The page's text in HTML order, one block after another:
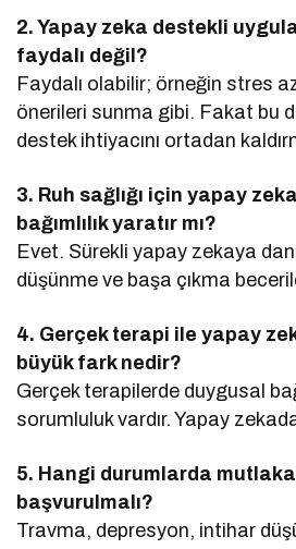
2. Yapay zeka destekli
faydalı değil?
Faydalı olabilir; örneğin stres
önerileri sunma gibi. Fakat bu
destek ihtiyacını ortadan
3. Ruh sağlığı için yapay
bağımlılık yaratır mı?
Evet. Sürekli yapay zekaya
düşünme ve başa çıkma
4. Gerçek terapi ile yapay
büyük fark nedir?
Gerçek terapilerde duygusal
sorumluluk vardır. Yapay
5. Hangi durumlarda
başvurulmalı?
Travma, depresyon, intihar